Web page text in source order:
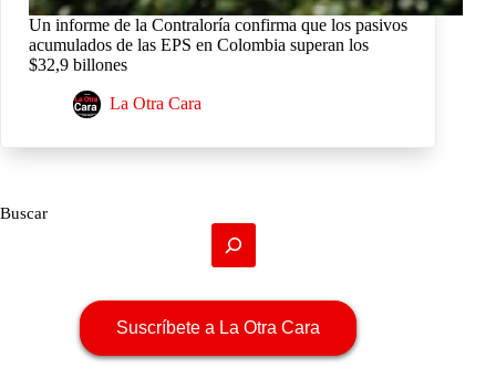
Un informe de la Contraloría confirma que los pasivos
acumulados de las EPS en Colombia superan los
$32,9 billones
La Otra Cara
Buscar
Suscríbete a La Otra Cara